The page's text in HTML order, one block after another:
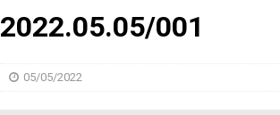
2022.05.05/001
05/05/2022